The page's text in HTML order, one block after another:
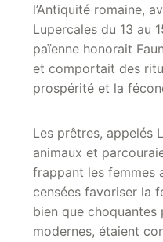
l’Antiquité romaine,
Lupercales du 13 au
païenne honorait
et comportait des
prospérité et la
Les prêtres, appelés
animaux et
frappant les femmes
censées favoriser la
bien que
modernes, étaient